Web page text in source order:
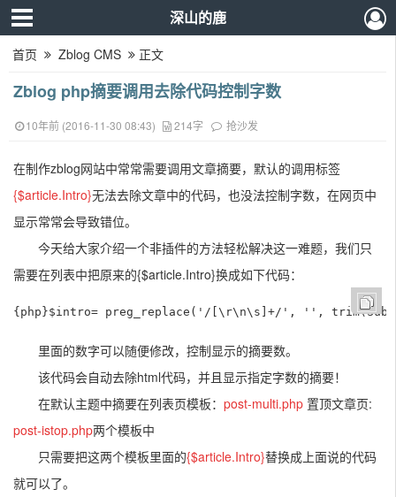
深山的鹿
首页 Zblog CMS 正文
Zblog php摘要调用去除代码控制字数
10年前 (2016-11-30 08:43) 214字 抢沙发
在制作zblog网站中常常需要调用文章摘要，默认的调用标签
{$article.Intro}无法去除文章中的代码， 也没法控制字数，在网页中
显示常常会导致错位。
今天给大家介绍一个非插件的方法轻松解决这一难题，我们只
需要在列表中把原来的{$article.Intro}换成如下代码：
{php}$intro= preg_replace('/[\r\n\s]+/', '',
里面的数字可以随便修改，控制显示的摘要数。
该代码会自动去除html代码，并且显示指定字数的摘要！
在默认主题中摘要在列表页模板： post-multi.php 置顶文章页:
post-istop.php两个模板中
只需要把这两个模板里面的{$article.Intro}替换成上面说的代码
就可以了。